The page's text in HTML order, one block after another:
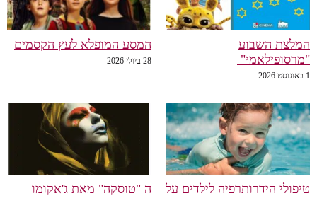
המלצת השבוע
"מרסופילאמי"
1 באוגוסט 2026
המסע המופלא לעץ הקסמים
28 ביולי 2026
טיפולי הידרותרפיה לילדים על
ה "טוסקה" מאת ג'אקומו